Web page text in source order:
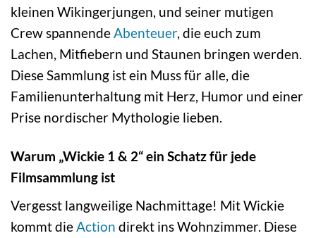
kleinen Wikingerjungen, und seiner mutigen
Crew spannendeAbenteuer, die euch zum
Lachen, Mitfiebern und Staunen bringen werden.
Diese Sammlung ist ein Muss für alle, die
Familienunterhaltung mit Herz, Humor und einer
Prise nordischer Mythologie lieben.
Warum „Wickie 1 & 2“ ein Schatz für jede
Filmsammlung ist
Vergesst langweilige Nachmittage! Mit Wickie
kommt dieAction direkt ins Wohnzimmer. Diese